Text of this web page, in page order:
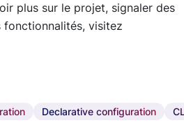
plus sur le projet, signaler des
fonctionnalités, visitez
Declarative configuration